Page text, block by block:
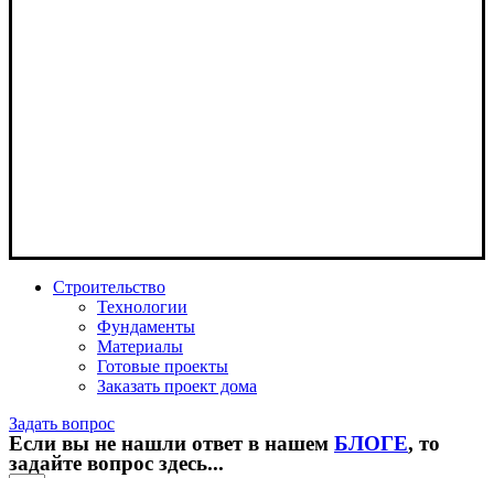
Строительство
Технологии
Фундаменты
Материалы
Готовые проекты
Заказать проект дома
Задать вопрос
Если вы не нашли ответ в нашем БЛОГЕ, то
задайте вопрос здесь...